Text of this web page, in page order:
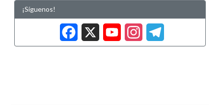
¡Síguenos!
Facebook
X